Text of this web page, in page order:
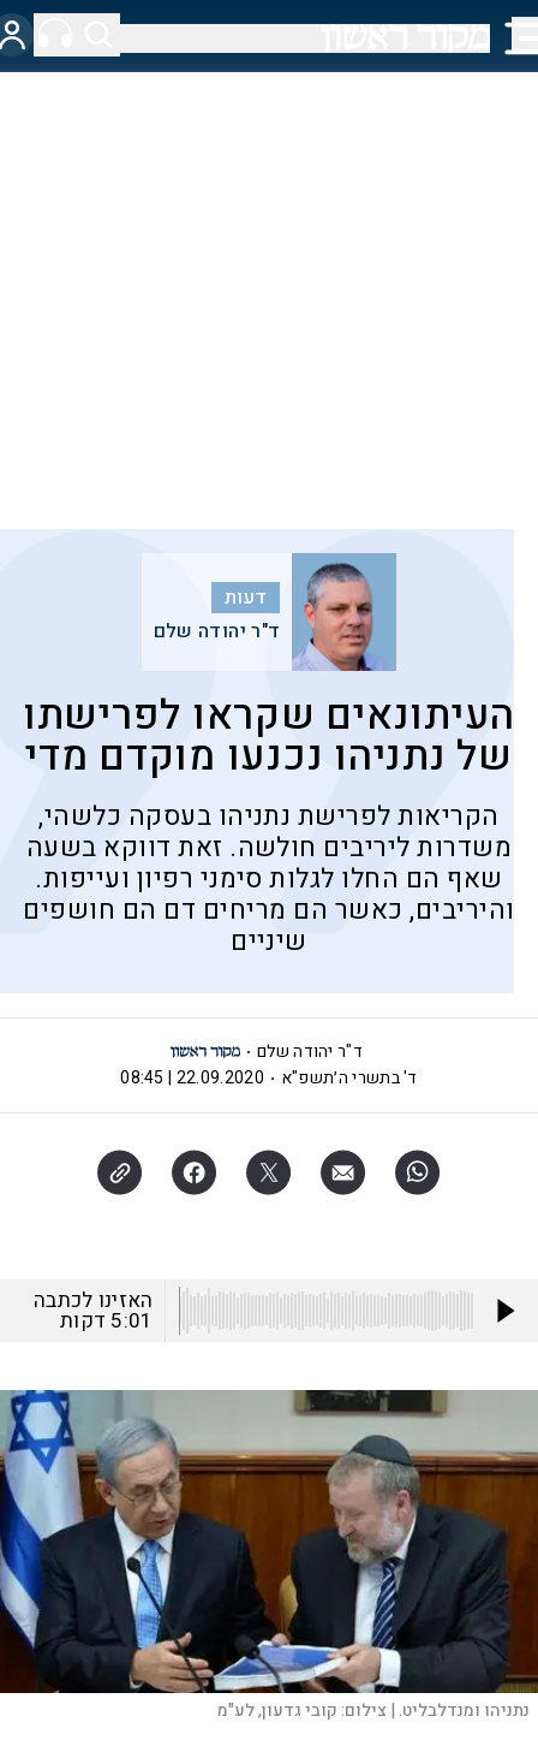
דעות
ד"ר יהודה שלם
העיתונאים שקראו לפרישתו
של נתניהו נכנעו מוקדם מדי
הקריאות לפרישת נתניהו בעסקה כלשהי,
משדרות ליריבים חולשה. זאת דווקא בשעה
שאף הם החלו לגלות סימני רפיון ועייפות.
והיריבים, כאשר הם מריחים דם הם חושפים
שיניים
ד"ר יהודה שלם
ד' בתשרי ה׳תשפ"א
22.09.2020 | 08:45
האזינו לכתבה
5:01 דקות
נתניהו ומנדלבליט. | צילום:קובי גדעון, לע"מ